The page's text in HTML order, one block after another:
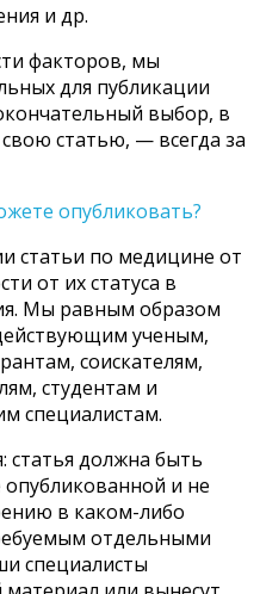
и др.
факторов, мы
для публикации
выбор, в
статью, — всегда за
опубликовать?
статьи по медицине от
от их статуса в
Мы равным образом
ученым,
соискателям,
студентам и
специалистам.
должна быть
и не
в каком-либо
отдельными
специалисты